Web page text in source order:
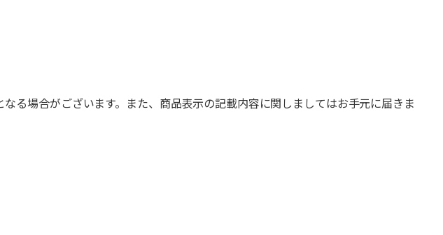
る場合がございます。また、商品表示の記載内容に関しましてはお手元に届きま